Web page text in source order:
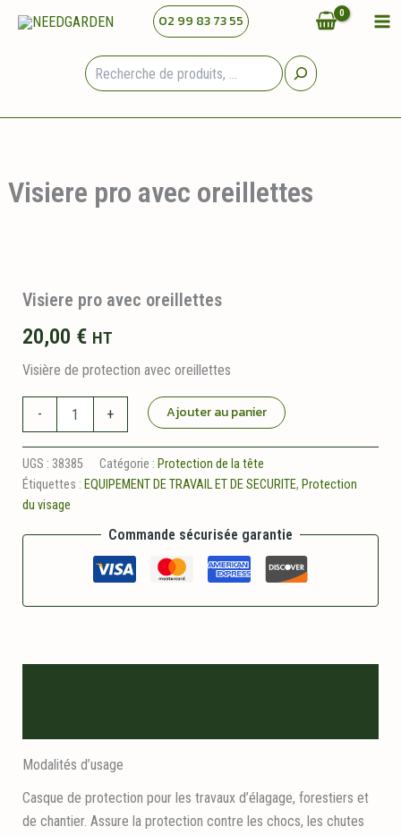
02 99 83 73 55
Visiere pro avec oreillettes
Visiere pro avec oreillettes
20,00 € HT
Visière de protection avec oreillettes
-
pro
avec
oreillettes
+ Ajouter au panier
UGS : 38385 Catégorie : Protection de la tête
Étiquettes : EQUIPEMENT DE TRAVAIL ET DE SECURITE, Protection
du visage
Commande sécurisée garantie
Modalités d’usage
Casque de protection pour les travaux d’élagage, forestiers et
de chantier. Assure la protection contre les chocs, les chutes